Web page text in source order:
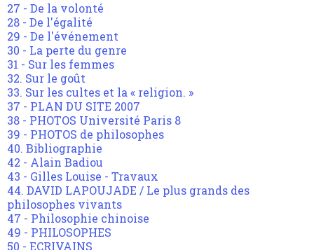
27 - De la volonté
28 - De l'égalité
29 - De l'événement
30 - La perte du genre
31 - Sur les femmes
32. Sur le goût
33. Sur les cultes et la « religion. »
37 - PLAN DU SITE 2007
38 - PHOTOS Université Paris 8
39 - PHOTOS de philosophes
40. Bibliographie
42 - Alain Badiou
43 - Gilles Louise - Travaux
44. DAVID LAPOUJADE / Le plus grands des
philosophes vivants
47 - Philosophie chinoise
49 - PHILOSOPHES
50 - ECRIVAINS